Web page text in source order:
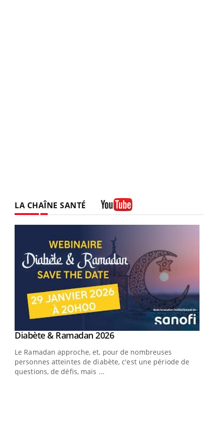
LA CHAÎNE SANTÉ
Youtube
Diabète & Ramadan 2026Youtube
Le Ramadan approche, et, pour de nombreuses
personnes atteintes de diabète, c'est une période de
questions, de défis, mais ...